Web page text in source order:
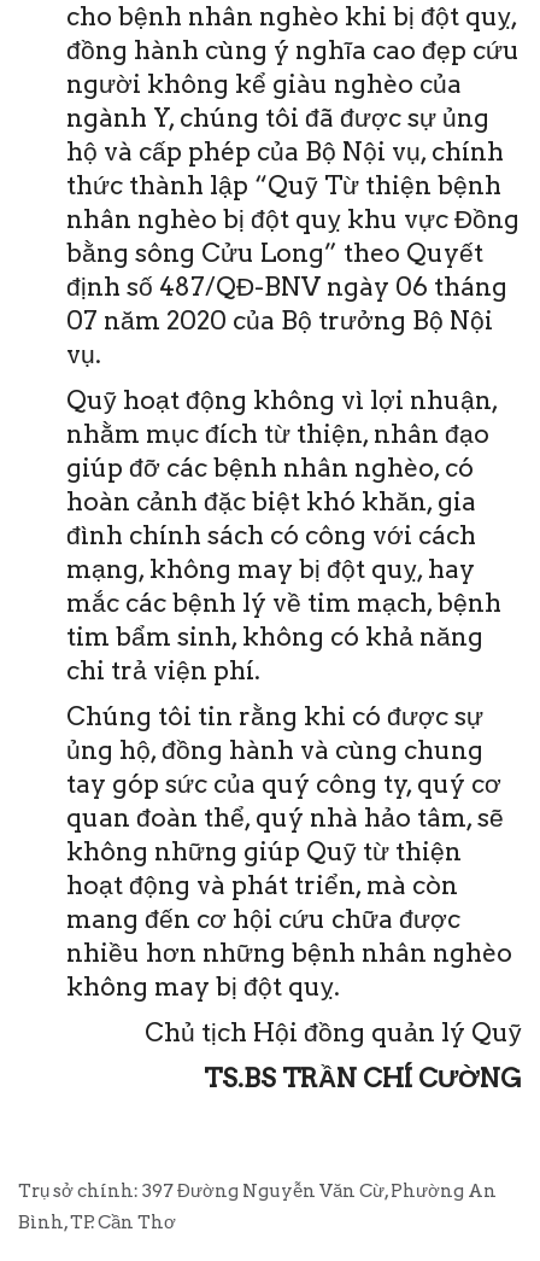
cho bệnh nhân nghèo khi bị đột quỵ,
đồng hành cùng ý nghĩa cao đẹp cứu
người không kể giàu nghèo của
ngành Y, chúng tôi đã được sự ủng
hộ và cấp phép của Bộ Nội vụ, chính
thức thành lập “Quỹ Từ thiện bệnh
nhân nghèo bị đột quỵ khu vực Đồng
bằng sông Cửu Long” theo Quyết
định số 487/QĐ-BNV ngày 06 tháng
07 năm 2020 của Bộ trưởng Bộ Nội
vụ.
Quỹ hoạt động không vì lợi nhuận,
nhằm mục đích từ thiện, nhân đạo
giúp đỡ các bệnh nhân nghèo, có
hoàn cảnh đặc biệt khó khăn, gia
đình chính sách có công với cách
mạng, không may bị đột quỵ, hay
mắc các bệnh lý về tim mạch, bệnh
tim bẩm sinh, không có khả năng
chi trả viện phí.
Chúng tôi tin rằng khi có được sự
ủng hộ, đồng hành và cùng chung
tay góp sức của quý công ty, quý cơ
quan đoàn thể, quý nhà hảo tâm, sẽ
không những giúp Quỹ từ thiện
hoạt động và phát triển, mà còn
mang đến cơ hội cứu chữa được
nhiều hơn những bệnh nhân nghèo
không may bị đột quỵ.
Chủ tịch Hội đồng quản lý Quỹ
TS.BS TRẦN CHÍ CƯỜNG
Trụ sở chính: 397 Đường Nguyễn Văn Cừ, Phường An
Bình, TP. Cần Thơ